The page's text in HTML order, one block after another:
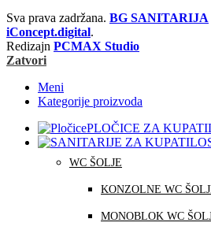
Sva prava zadržana. BG SANITARIJA
iConcept.digital.
Redizajn PCMAX Studio
Zatvori
Meni
Kategorije proizvoda
PLOČICE ZA
WC ŠOLJE
KONZOLNE WC
MONOBLOK WC